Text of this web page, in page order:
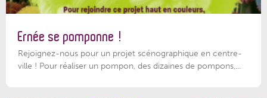
Ernée se pomponne !
Rejoignez-nous pour un projet scénographique en centre-
ville ! Pour réaliser un pompon, des dizaines de pompons,...